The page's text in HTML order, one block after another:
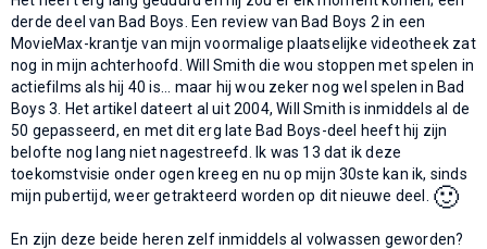
derde deel van Bad Boys. Een review van Bad Boys 2 in een
MovieMax-krantje van mijn voormalige plaatselijke videotheek zat
nog in mijn achterhoofd. Will Smith die wou stoppen met spelen in
actiefilms als hij 40 is... maar hij wou zeker nog wel spelen in Bad
Boys 3. Het artikel dateert al uit 2004, Will Smith is inmiddels al de
50 gepasseerd, en met dit erg late Bad Boys-deel heeft hij zijn
belofte nog lang niet nagestreefd. Ik was 13 dat ik deze
toekomstvisie onder ogen kreeg en nu op mijn 30ste kan ik, sinds
mijn pubertijd, weer getrakteerd worden op dit nieuwe deel. 🙂
En zijn deze beide heren zelf inmiddels al volwassen geworden?